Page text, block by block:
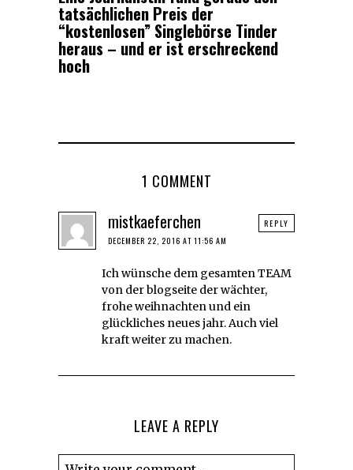
tatsächlichen Preis der
“kostenlosen” Singlebörse Tinder
heraus – und er ist erschreckend
hoch
1 COMMENT
mistkaeferchen
DECEMBER 22, 2016 AT 11:56 AM
Ich wünsche dem gesamten TEAM
von der blogseite der wächter,
frohe weihnachten und ein
glückliches neues jahr. Auch viel
kraft weiter zu machen.
REPLY
LEAVE A REPLY